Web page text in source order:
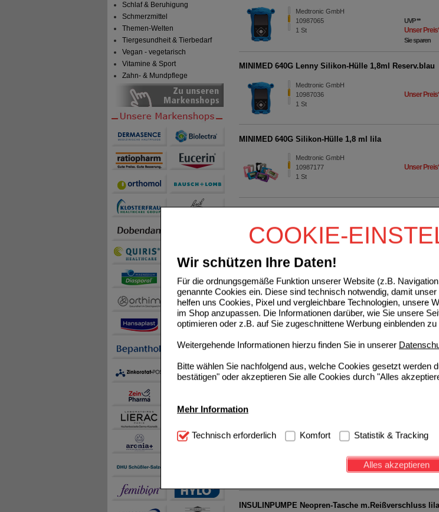
COOKIE-
Wir schützen Ihre Daten!
Für die ordnungsgemäße Funktion unserer Website (z.B.
genannte Cookies ein. Diese sind technisch notwendig, damit
helfen uns Cookies, Pixel und vergleichbare Technologien, unsere
im Shop anzupassen. Die Informationen darüber, wie Sie unsere
optimieren oder z.B. auf Sie zugeschnittene Werbung einblenden zu
Weitergehende Informationen hierzu finden Sie in unserer
Bitte wählen Sie nachfolgend aus, welche Cookies gesetzt werden
bestätigen" oder akzeptieren Sie alle Cookies durch "Alles
Mehr Information
Technisch Notwendig: Hierbei handelt es sich um Cookies, die für
notwendig sind (z.B. Navigation, Warenkorb, Kundenkonto),
Diese Cookies werden genutzt um das Einkaufserlebnis
beispielsweise für die Wiedererkennung des Besuchers oder
Inhalte anzuzeigen und unser Partnerprogramm zu betreiben.
Technisch erforderlich Komfort Statistik & Tracking
Alles akzeptieren
Schlaf & Beruhigung
Schmerzmittel
Themen-Welten
Tiergesundheit & Tierbedarf
Vegan - vegetarisch
Vitamine & Sport
Zahn- & Mundpflege
Medtronic GmbH
10987065
1St
UVP**
Unser Preis
Sie sparen
MINIMED 640G Lenny Silikon-Hülle 1,8ml Reserv.blau
Medtronic GmbH
10987036
1St
Unser Preis
MINIMED 640G Silikon-Hülle 1,8 ml lila
Medtronic GmbH
10987177
1St
Unser Preis
Medtronic GmbH
10987042
Unser Preis
MINIMED Insulinp.Silik.Schutzhülle f.5er-Ser.grau
Medtronic GmbH
10356287
1St
Unser Preis
Medtronic GmbH
INSULINPUMPE Neopren-Tasche m.Reißverschluss
UVP**
Unser Preis
INSULINPUMPE Neopren-Tasche m.Reißverschluss lila